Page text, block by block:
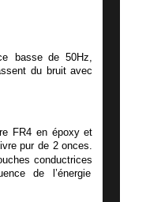
basse de 50Hz,
du bruit avec
FR4 en époxy et
pur de 2 onces.
conductrices
de
l’énergie